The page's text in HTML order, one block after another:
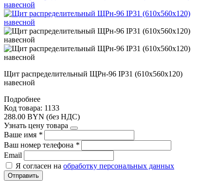
Щит распределительный ЩРн-96 IP31 (610х560х120)
навесной
Подробнее
Код товара: 1133
288.00 BYN (без НДС)
Узнать цену товара
Ваше имя *
Ваш номер телефона *
Email
Я согласен на обработку персональных данных
Отправить